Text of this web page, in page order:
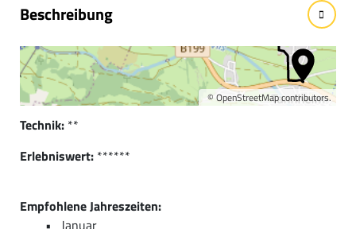
© OpenStreetMapcontributors.
Beschreibung
Kurzbeschreibung:
Vom Rande des Ortszentrums durch den Weiler Berg, über
das tief winterliche und unberührte Lohmoos nach Zöblen.
Technik: **
Erlebniswert: ******
Empfohlene Jahreszeiten:
Januar